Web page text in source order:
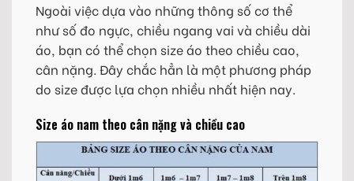
Ngoài việc dựa vào những thông số cơ thể
như số đo ngực, chiều ngang vai và chiều dài
áo, bạn có thể chọn size áo theo chiều cao,
cân nặng. Đây chắc hẳn là một phương pháp
do size được lựa chọn nhiều nhất hiện nay.
Size áo nam theo cân nặng và chiều cao